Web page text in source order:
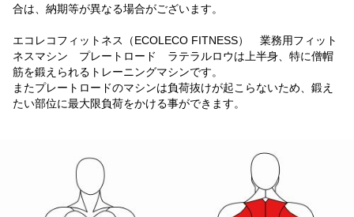
合は、納期等が異なる場合がございます。
エコレコフィットネス（ECOLECO FITNESS） 業務用フィット
ネスマシン プレートロード ラテラルロウは上半身、特に僧帽
筋を鍛えられるトレーニングマシンです。
またプレートロードのマシンは負荷抜けが起こらないため、鍛え
たい部位に最大限負荷をかける事ができます。